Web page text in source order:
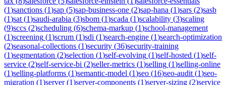
(1)sanctions (1)sap (5)sap-business-one (2)sap-hana (1)sars (2)sasb
(1)sat (1)saudi-arabia (3)sbom (1)scada (1)scalability (3)scaling
(9)sccs (2)scheduling (6)schema-markup (1)school-management
(1)screening (1)scrum (1)sdi (1)search-engine (1)search-optimization
(2)seasonal-collections (1)security (36)security-training
(1)segmentation (2)selection (1)self-evolving (1)self-hosted (1)self-
service (2)self-service-bi (2)seller-metrics (1)selling (1)selling-online
(1)selling-platforms (1)semantic-model (1)seo (16)seo-audit (1)seo-
migration (1)server(1)server-components (1)server-sizing (2)service